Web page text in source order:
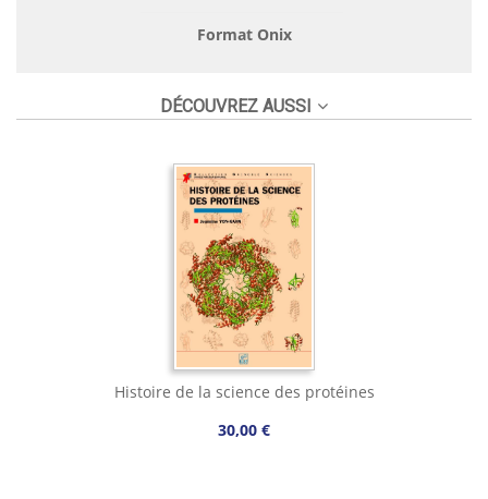
Format Onix
DÉCOUVREZ AUSSI
Histoire de la science des protéines
30,00 €